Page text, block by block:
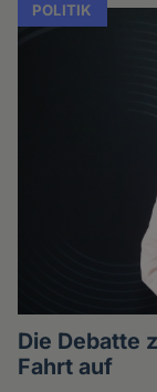
POLITIK
Die Debatte
Fahrt auf